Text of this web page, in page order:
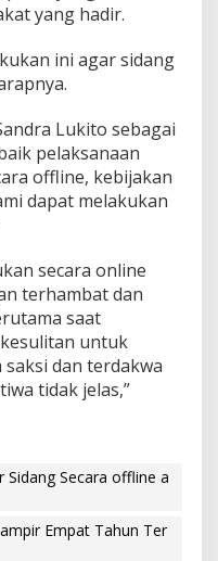
yang hadir.
ini agar sidang
Lukito sebagai
pelaksanaan
offline, kebijakan
dapat melakukan
secara online
terhambat dan
saat
untuk
dan terdakwa
tidak jelas,”
Sidang Secara offline a
Empat Tahun Ter